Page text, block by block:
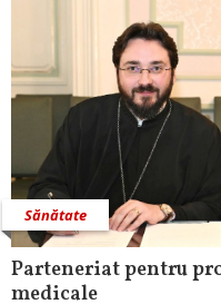
Sănătate
Parteneriat pentru
medicale